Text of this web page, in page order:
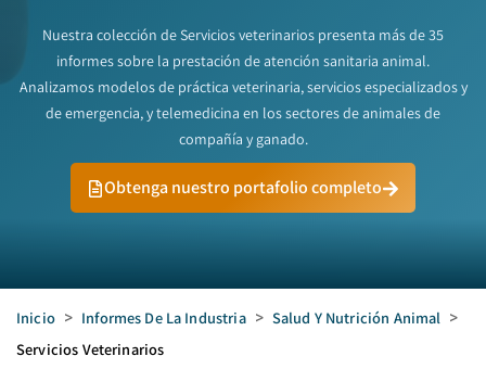
Nuestra colección de Servicios veterinarios presenta más de 35
informes sobre la prestación de atención sanitaria animal.
Analizamos modelos de práctica veterinaria, servicios especializados y
de emergencia, y telemedicina en los sectores de animales de
compañía y ganado.
Obtenga nuestro portafolio completo
Inicio > Informes De La Industria > Salud Y Nutrición Animal >
Servicios Veterinarios